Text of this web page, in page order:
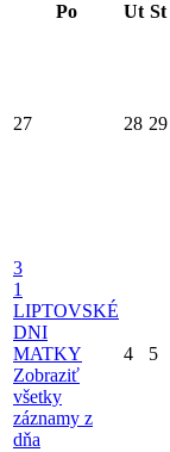
Po
Ut St
27 28 29
3
1
LIPTOVSKÉ
DNI
MATKY
Zobraziť
všetky
záznamy z
dňa
4 5